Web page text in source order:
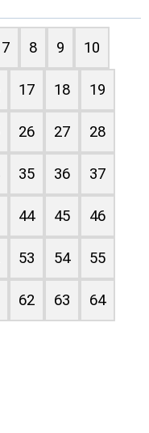
7 8 9 10
17 18 19
26 27 28
35 36 37
44 45 46
53 54 55
62 63 64